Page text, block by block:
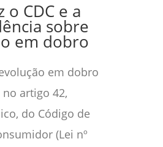
o CDC e a
sobre
em dobro
em dobro
artigo 42,
do Código de
(Lei nº